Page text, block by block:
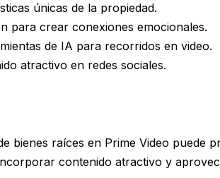
únicas de la propiedad.
para crear conexiones emocionales.
de IA para recorridos en video.
atractivo en redes sociales.
bienes raíces en Prime Video puede
contenido atractivo y